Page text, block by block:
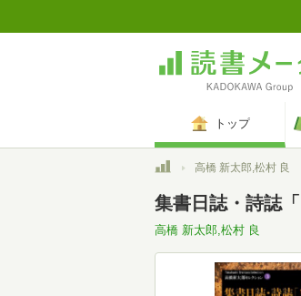
トップ
トップ高橋 新太郎,松村 良
集書日誌・詩誌
高橋 新太郎,松村 良